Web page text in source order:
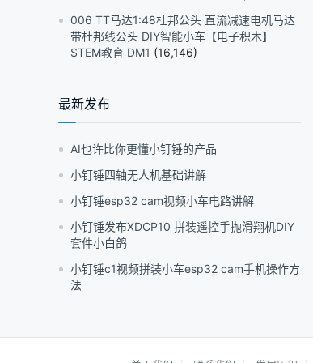
006 TT马达1:48杜邦公头 直流减速电机马达
带杜邦线公头 DIY智能小车【电子积木】
STEM教育 DM1 (16,146)
最新发布
AI也许比你更懂小钉锤的产品
小钉锤四轴无人机基础讲解
小钉锤esp32 cam视频小车电路讲解
小钉锤发布XDCP10 拼装遥控手抛滑翔机DIY
套件小白鸽
小钉锤c1视频拼装小车esp32 cam手机操作方
法